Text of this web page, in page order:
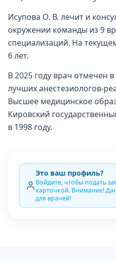
Исупова О. В. лечит и
окружении команды из 9
специализаций. На
6 лет.
В 2025 году врач отмечен
лучших анестезиологов-
Высшее медицинское
Кировский
в 1998 году.
Это ваш профиль?
Войдите, чтобы подать
карточкой. Внимание!
для врачей!